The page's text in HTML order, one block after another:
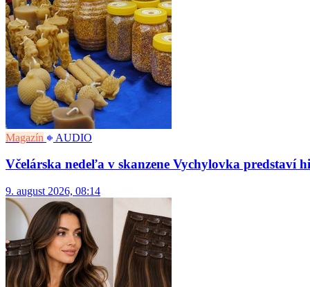
Magazín AUDIO
Včelárska nedeľa v skanzene Vychylovka
9. august 2026, 08:14